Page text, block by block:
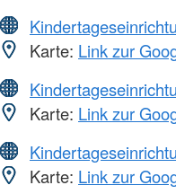
Karte: Link zur
Karte: Link zur
Karte: Link zur